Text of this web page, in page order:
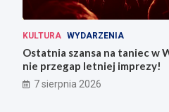
KULTURA WYDARZENIA
Ostatnia szansa na taniec w
nie przegap letniej imprezy!
7 sierpnia 2026